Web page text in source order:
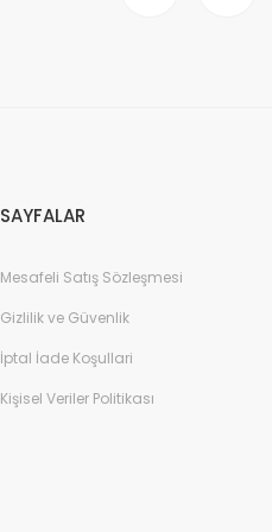
SAYFALAR
Mesafeli Satış Sözleşmesi
Gizlilik ve Güvenlik
İptal İade Koşullari
Kişisel Veriler Politikası